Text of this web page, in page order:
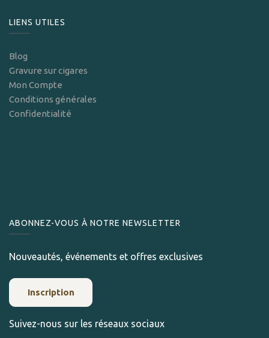
LIENS UTILES
Blog
Gravure sur cigares
Mon Compte
Conditions générales
Confidentialité
ABONNEZ-VOUS À NOTRE NEWSLETTER
Nouveautés, événements et offres exclusives
Inscription
Suivez-nous sur les réseaux sociaux